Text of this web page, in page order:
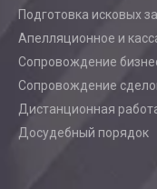
Подготовка исковых
Апелляционное и
Сопровождение
Сопровождение
Дистанционная
Досудебный порядок